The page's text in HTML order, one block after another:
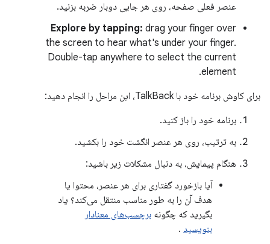
عنصر فعلی صفحه، روی هر جایی دوبار ضربه بزنید.
Explore by tapping: drag your finger over
the screen to hear what's under your finger.
Double-tap anywhere to select the current
element.
برای کاوش برنامه خود با TalkBack، این مراحل را انجام دهید:
برنامه خود را باز کنید.
به ترتیب، روی هر عنصر انگشت خود را بکشید.
هنگام پیمایش، به دنبال مشکلات زیر باشید:
آیا بازخورد گفتاری برای هر عنصر، محتوا یا
هدف آن را به طور مناسب منتقل می‌کند؟ یاد
بگیرید که چگونه برچسب‌های معنادار
بنویسید .